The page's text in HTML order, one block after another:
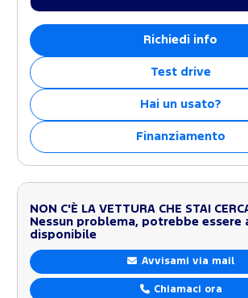
Richiedi info
Test drive
Hai un usato?
Finanziamento
NON C'È LA VETTURA CHE STAI
Nessun problema, potrebbe essere
disponibile
Avvisami via mail
Chiamaci ora